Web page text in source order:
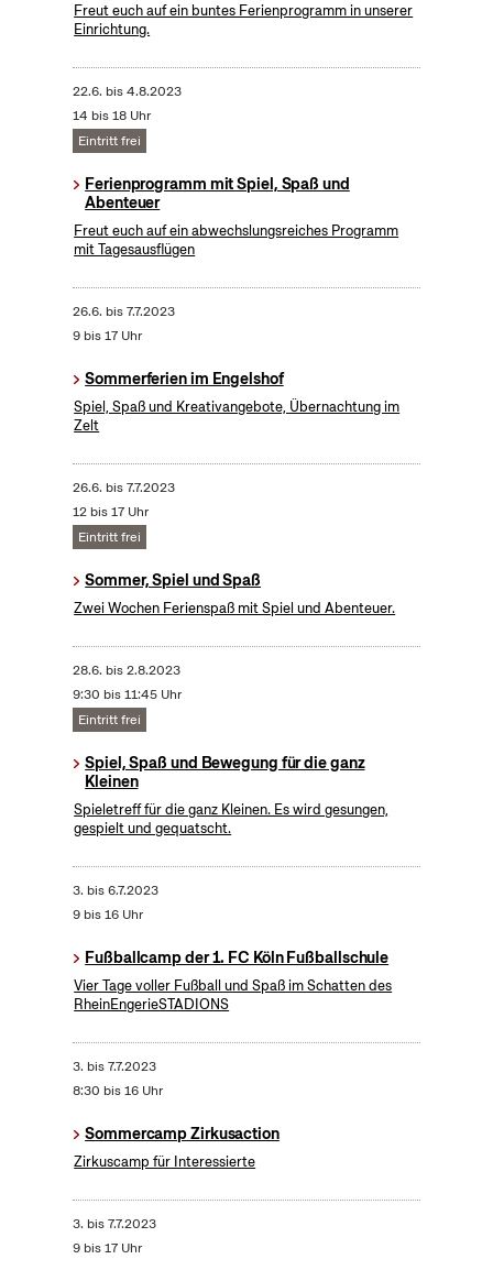
Freut euch auf ein buntes Ferienprogramm in unserer
Einrichtung.
22.6. bis4.8.2023
14 bis 18 Uhr
Eintritt frei
Ferienprogramm mit Spiel, Spaß und
Abenteuer
Freut euch auf ein abwechslungsreiches Programm
mit Tagesausflügen
26.6. bis7.7.2023
9 bis 17 Uhr
Sommerferien im Engelshof
Spiel, Spaß und Kreativangebote, Übernachtung im
Zelt
26.6. bis7.7.2023
12 bis 17 Uhr
Eintritt frei
Sommer, Spiel und Spaß
Zwei Wochen Ferienspaß mit Spiel und Abenteuer.
28.6. bis2.8.2023
9:30 bis 11:45 Uhr
Eintritt frei
Spiel, Spaß und Bewegung für die ganz
Kleinen
Spieletreff für die ganz Kleinen. Es wird gesungen,
gespielt und gequatscht.
3. bis6.7.2023
9 bis 16 Uhr
Fußballcamp der 1. FC Köln Fußballschule
Vier Tage voller Fußball und Spaß im Schatten des
RheinEngerieSTADIONS
3. bis7.7.2023
8:30 bis 16 Uhr
Sommercamp Zirkusaction
Zirkuscamp für Interessierte
3. bis7.7.2023
9 bis 17 Uhr